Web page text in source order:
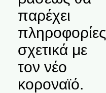
παρέχει
πληροφορίες
σχετικά με
τον νέο
κοροναϊό.